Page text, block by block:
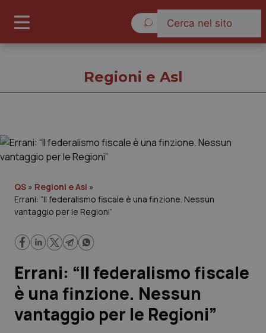
Governo e Parlamento
Regioni e Asl
Lavoro e Professioni
Scienza e Farmaci
Studi e Analisi
Regioni e Asl
QS » Regioni e Asl »
Errani: “Il federalismo fiscale è una finzione. Nessun
vantaggio per le Regioni”
Errani: “Il federalismo fiscale
è una finzione. Nessun
vantaggio per le Regioni”